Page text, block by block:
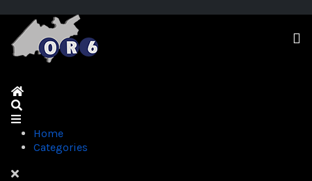
Home
Home
Categories